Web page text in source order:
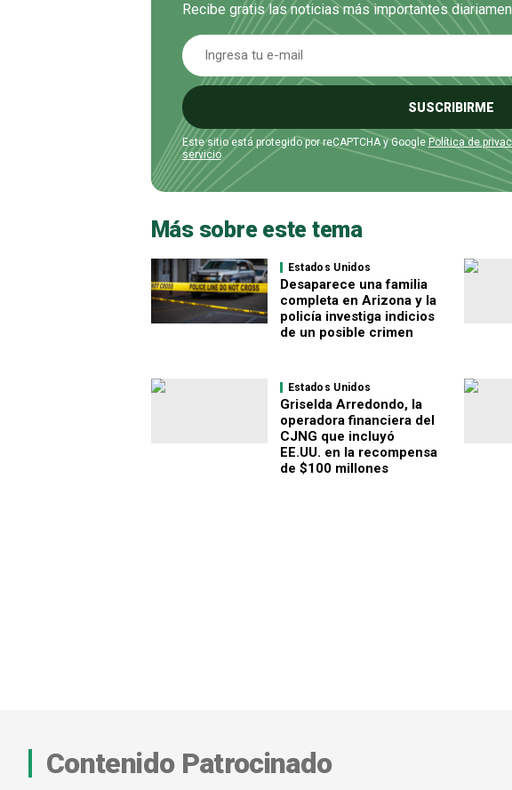
Recibe gratis las noticias más importantes
SUSCRIBIRME
Este sitio está protegido por reCAPTCHA y Google Política de
servicio.
Más sobre este tema
Estados Unidos
Desaparece una familia
completa en Arizona y la
policía investiga indicios
de un posible crimen
Estados Unidos
Griselda Arredondo, la
operadora financiera del
CJNG que incluyó
EE.UU. en la recompensa
de $100 millones
Contenido Patrocinado